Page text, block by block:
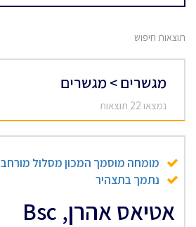
תוצאות חיפוש
מגשרים > מגשרים
נמצאו 22 תוצאות
מומחה מוסמך המכון מסלול מורחב
נתמך בתצהיר
אטיאס אהרן, Bsc